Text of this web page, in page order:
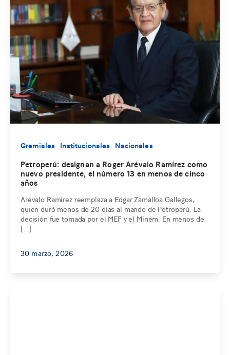
Gremiales Institucionales Nacionales
Petroperú: designan a Roger Arévalo Ramírez como
nuevo presidente, el número 13 en menos de cinco
años
Arévalo Ramírez reemplaza a Edgar Zamalloa Gallegos,
quien duró menos de 20 días al mando de Petroperú. La
decisión fue tomada por el MEF y el Minem. En menos de
[…]
30 marzo, 2026